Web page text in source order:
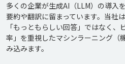
多くの企業が生成AI（LLM）の導入
要約や翻訳に留まっています。当社
「もっともらしい回答」ではなく
率」を重視したマシンラーニング（
み込みます。